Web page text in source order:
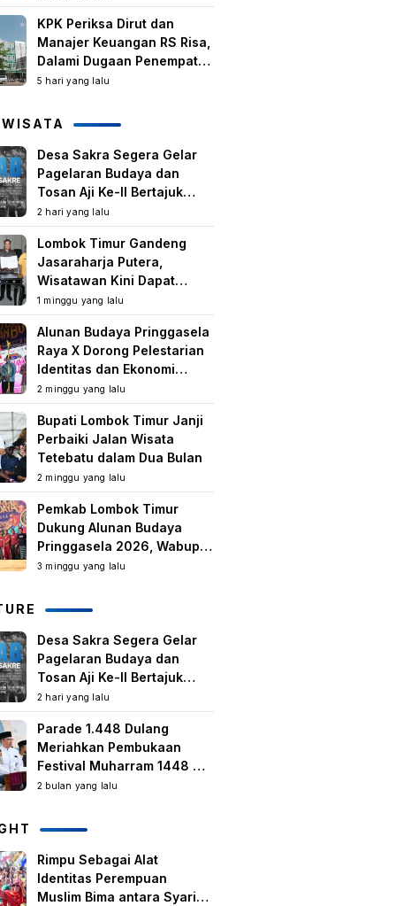
Pendidikan dan
Pencegahan Perkawinan
Anak
KPK Periksa Dirut dan
Manajer Keuangan RS Risa,
Dalami Dugaan Penempatan
Dana Rp2,25 Miliar oleh
5 hari yang lalu
Desa Sakra Segera Gelar
Pagelaran Budaya dan
Tosan Aji Ke-II Bertajuk
Samuhita Sakre
2 hari yang lalu
Lombok Timur Gandeng
Jasaraharja Putera,
Wisatawan Kini Dapat
Perlindungan Asuransi di
Destinasi Wisata
1 minggu yang lalu
Alunan Budaya Pringgasela
Raya X Dorong Pelestarian
Identitas dan Ekonomi
Masyarakat
2 minggu yang lalu
Bupati Lombok Timur Janji
Perbaiki Jalan Wisata
Tetebatu dalam Dua Bulan
2 minggu yang lalu
Pemkab Lombok Timur
Dukung Alunan Budaya
Pringgasela 2026, Wabup:
Kegiatan Berbasis
3 minggu yang lalu
Desa Sakra Segera Gelar
Pagelaran Budaya dan
Tosan Aji Ke-II Bertajuk
Samuhita Sakre
2 hari yang lalu
Parade 1.448 Dulang
Meriahkan Pembukaan
Festival Muharram 1448 H
di Lombok Timur
2 bulan yang lalu
Rimpu Sebagai Alat
Identitas Perempuan
Muslim Bima antara Syariat,